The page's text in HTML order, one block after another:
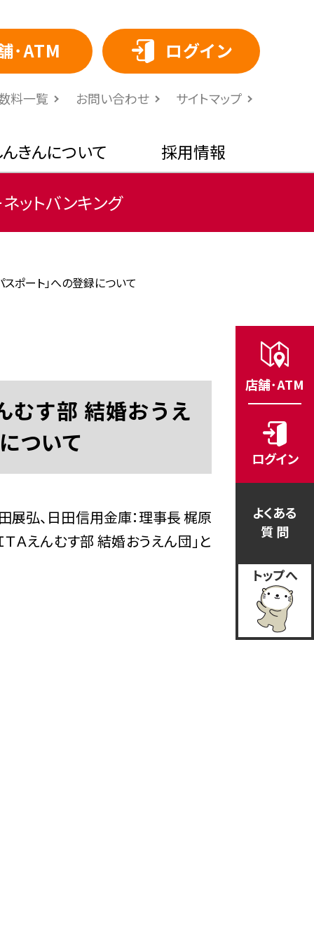
ットバンキング
きんについて 採用情報
･ATM ログイン
料⼀覧 お問い合わせ サイトマップ
ポート」への登録について
むす部 結婚おうえ
ついて
展弘、日田信用金庫：理事長 梶原
Ａえんむす部 結婚おうえん団」と
店舗･ATM
ログイン
よくある
質 問
トップへ